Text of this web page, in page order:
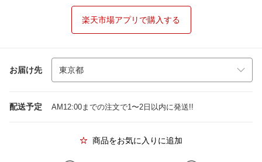
楽天市場アプリで購入する
お届け先
配送予定 AM12:00までの注文で1〜2日以内に発送!!
商品をお気に入りに追加